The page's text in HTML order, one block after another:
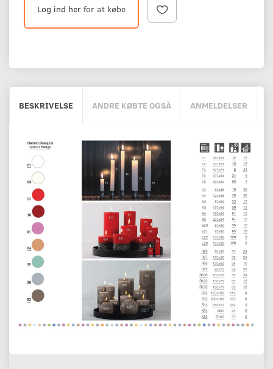
Log ind her for at købe
BESKRIVELSE ANDRE KØBTE OGSÅ ANMELDELSER